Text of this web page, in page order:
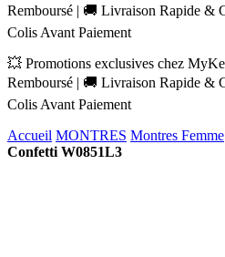
Remboursé | 🚚 Livraison Rapide &
Colis Avant Paiement
💥 Promotions exclusives chez
Remboursé | 🚚 Livraison Rapide &
Colis Avant Paiement
Accueil MONTRES Montres Femme
Confetti W0851L3